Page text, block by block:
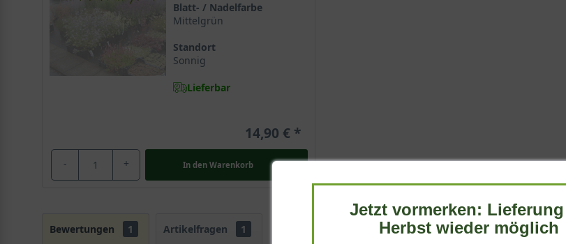
Blatt- / Nadelfarbe
Mittelgrün
Standort
Sonnig
Lieferbar
14,90 €
- + In den Warenkorb
Bewertungen 1 Artikelfragen 1
Jetzt vormerken:
Herbst wieder möglich